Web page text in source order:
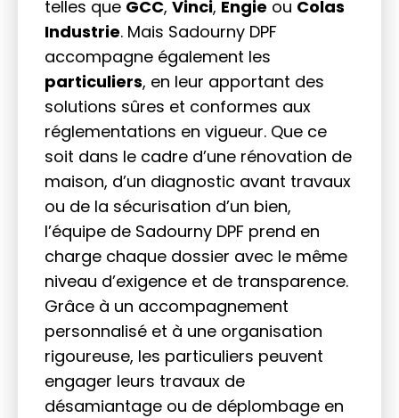
telles que GCC, Vinci, Engie ou Colas
Industrie. Mais Sadourny DPF
accompagne également les
particuliers, en leur apportant des
solutions sûres et conformes aux
réglementations en vigueur. Que ce
soit dans le cadre d’une rénovation de
maison, d’un diagnostic avant travaux
ou de la sécurisation d’un bien,
l’équipe de Sadourny DPF prend en
charge chaque dossier avec le même
niveau d’exigence et de transparence.
Grâce à un accompagnement
personnalisé et à une organisation
rigoureuse, les particuliers peuvent
engager leurs travaux de
désamiantage ou de déplombage en